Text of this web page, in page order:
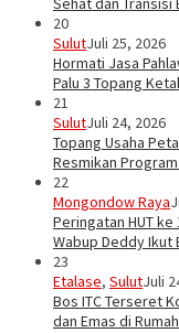
20
SulutJuli 25, 2026
Hormati Jasa
Palu 3 Topang
21
SulutJuli 24, 2026
Topang Usaha
Resmikan
22
Mongondow Raya
Peringatan HUT
Wabup Deddy
23
Etalase, SulutJuli
Bos ITC Terseret
dan Emas di